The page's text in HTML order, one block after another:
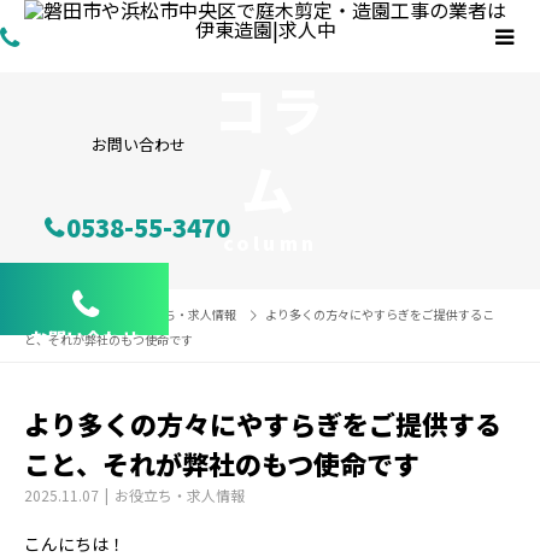
お問い合わせ
0538-55-3470
お問い合わせ
column
コラム お役立ち・求人情報
より多くの方々にやすらぎをご提供するこ
と、それが弊社のもつ使命です
より多くの方々にやすらぎをご提供する
こと、それが弊社のもつ使命です
2025.11.07 お役立ち・求人情報
こんにちは！